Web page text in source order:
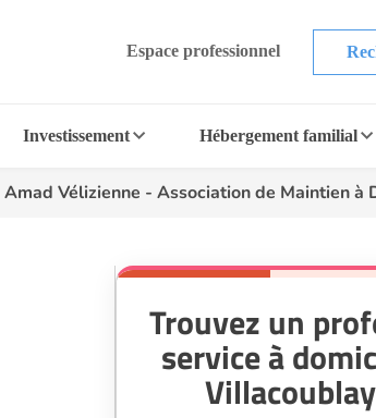
Espace professionnel
Investissement Hébergement familial
Amad Vélizienne - Association de Maintien à
Trouvez un
service à